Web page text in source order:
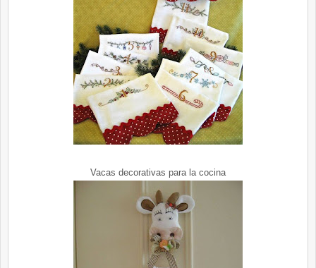
Vacas decorativas para la cocina